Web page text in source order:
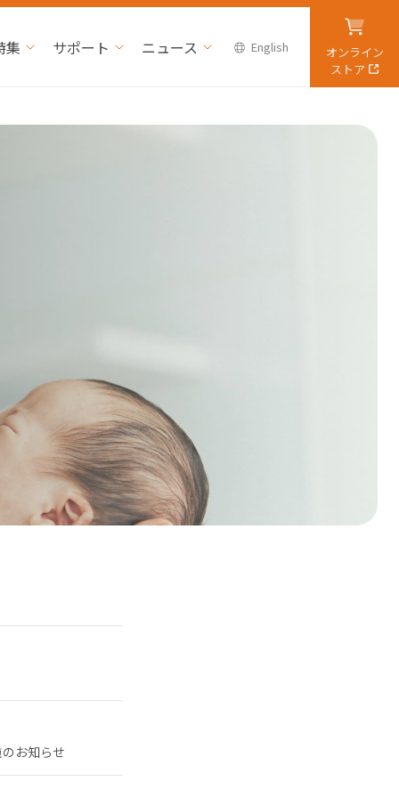
集 サポート ニュース English
オンライン
ストア
お知らせ